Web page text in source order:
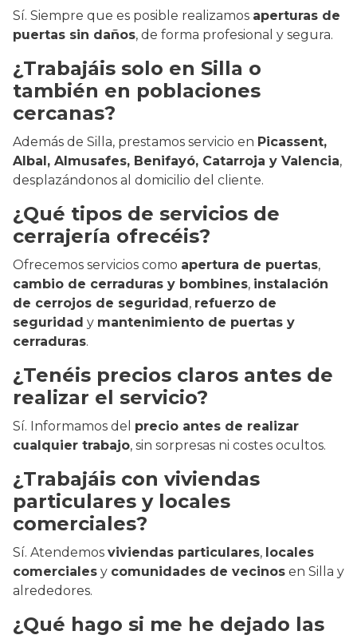
Sí. Siempre que es posible realizamos aperturas de
puertas sin daños, de forma profesional y segura.
¿Trabajáis solo en Silla o
también en poblaciones
cercanas?
Además de Silla, prestamos servicio en Picassent,
Albal, Almusafes, Benifayó, Catarroja y Valencia,
desplazándonos al domicilio del cliente.
¿Qué tipos de servicios de
cerrajería ofrecéis?
Ofrecemos servicios como apertura de puertas,
cambio de cerraduras y bombines, instalación
de cerrojos de seguridad, refuerzo de
seguridad y mantenimiento de puertas y
cerraduras.
¿Tenéis precios claros antes de
realizar el servicio?
Sí. Informamos del precio antes de realizar
cualquier trabajo, sin sorpresas ni costes ocultos.
¿Trabajáis con viviendas
particulares y locales
comerciales?
Sí. Atendemos viviendas particulares, locales
comerciales y comunidades de vecinos en Silla y
alrededores.
¿Qué hago si me he dejado las